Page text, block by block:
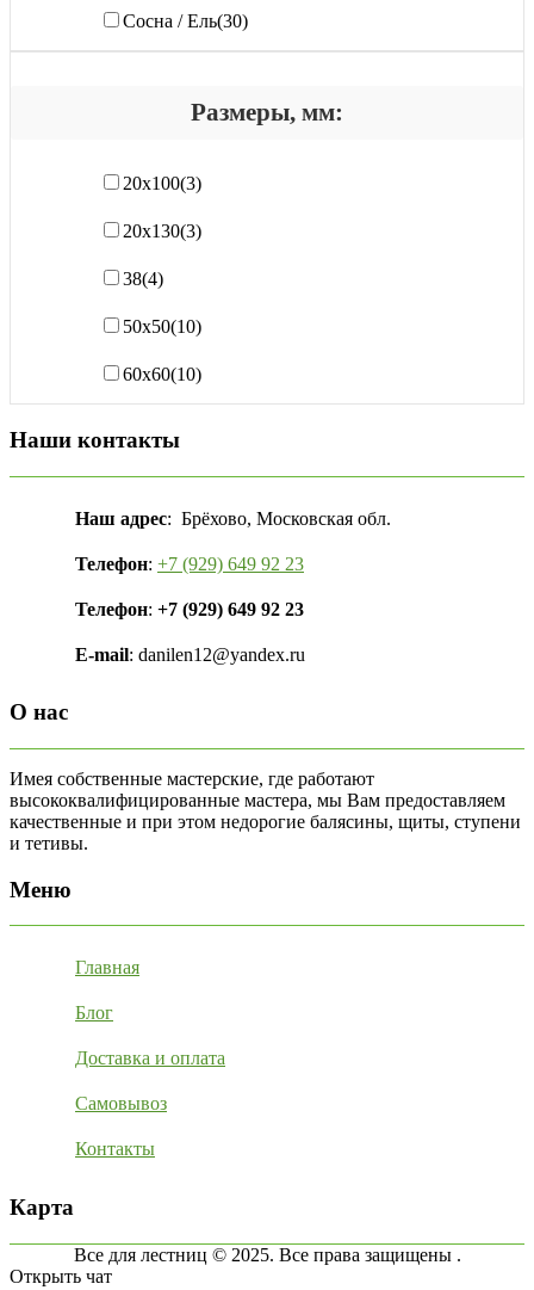
Сосна / Ель(30)
Размеры, мм:
20х100(3)
20х130(3)
38(4)
50х50(10)
60х60(10)
Наши контакты
Наш адрес: Брёхово, Московская обл.
Телефон: +7 (929) 649 92 23
Телефон: +7 (929) 649 92 23
E-mail: danilen12@yandex.ru
О нас
Имея собственные мастерские, где работают
высококвалифицированные мастера, мы Вам предоставляем
качественные и при этом недорогие балясины, щиты, ступени
и тетивы.
Меню
Главная
Блог
Доставка и оплата
Самовывоз
Контакты
Карта
Все для лестниц © 2025. Все права защищены .
Открыть чат